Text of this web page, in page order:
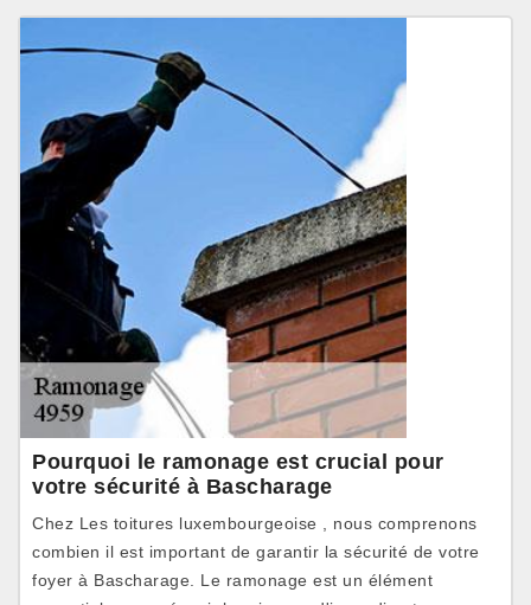
Pourquoi le ramonage est crucial pour
votre sécurité à Bascharage
Chez Les toitures luxembourgeoise , nous comprenons
combien il est important de garantir la sécurité de votre
foyer à Bascharage. Le ramonage est un élément